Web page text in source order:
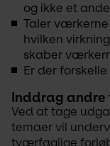
og ikke et
Taler værkerne
hvilken
skaber
Er der
Inddrag andre
Ved at tage
temaer vil
tværfaglige